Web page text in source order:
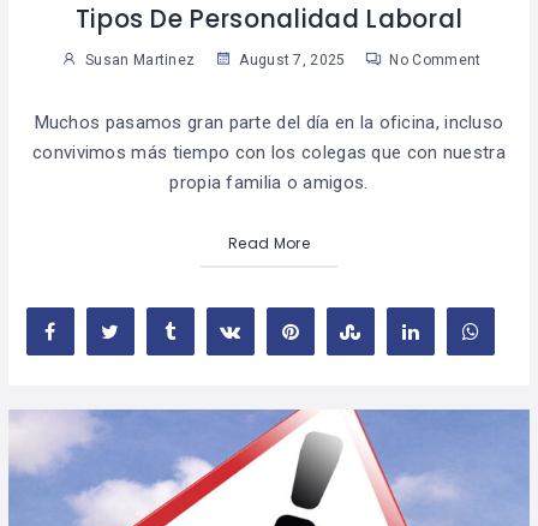
Tipos De Personalidad Laboral
Susan Martinez August 7, 2025 No Comment
Muchos pasamos gran parte del día en la oficina, incluso
convivimos más tiempo con los colegas que con nuestra
propia familia o amigos.
Read More